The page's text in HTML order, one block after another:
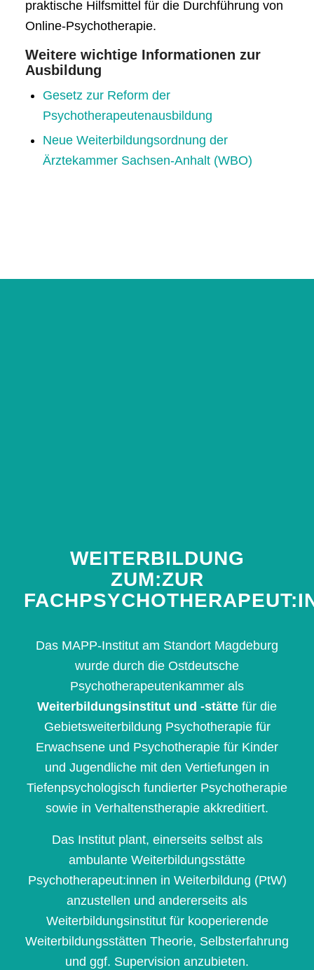
praktische Hilfsmittel für die Durchführung von
Online-Psychotherapie.
Weitere wichtige Informationen zur
Ausbildung
Gesetz zur Reform der
Psychotherapeutenausbildung
Neue Weiterbildungsordnung der
Ärztekammer Sachsen-Anhalt (WBO)
WEITERBILDUNG
ZUM:ZUR
Das MAPP-Institut am Standort Magdeburg
wurde durch die Ostdeutsche
Psychotherapeutenkammer als
Weiterbildungsinstitut und -stätte für die
Gebietsweiterbildung Psychotherapie für
Erwachsene und Psychotherapie für Kinder
und Jugendliche mit den Vertiefungen in
Tiefenpsychologisch fundierter Psychotherapie
sowie in Verhaltenstherapie akkreditiert.
Das Institut plant, einerseits selbst als
ambulante Weiterbildungsstätte
Psychotherapeut:innen in Weiterbildung (PtW)
anzustellen und andererseits als
Weiterbildungsinstitut für kooperierende
Weiterbildungsstätten Theorie, Selbsterfahrung
und ggf. Supervision anzubieten.